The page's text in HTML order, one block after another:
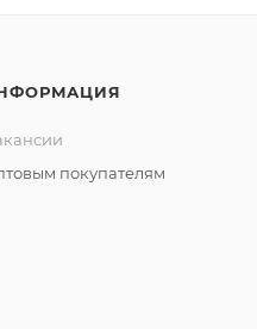
покупателям